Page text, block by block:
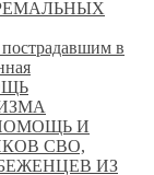
в
И
СВО,
ИЗ